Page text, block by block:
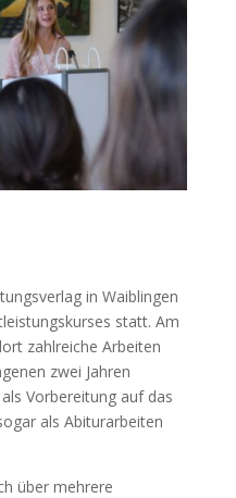
in Waiblingen
statt. Am
zahlreiche Arbeiten
zwei Jahren
Vorbereitung auf das
als Abiturarbeiten
über mehrere